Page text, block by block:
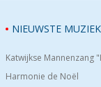
NIEUWSTE MUZIEK
Katwijkse Mannenzang
Harmonie de Noël